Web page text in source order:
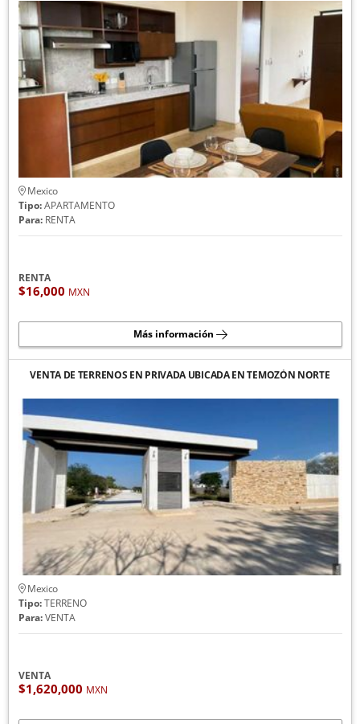
Mexico
Tipo:APARTAMENTO
Para:RENTA
RENTA
$16,000 MXN
Más información
VENTA DE TERRENOS EN PRIVADA UBICADA EN TEMOZÓN NORTE
Mexico
Tipo:TERRENO
Para:VENTA
VENTA
$1,620,000 MXN